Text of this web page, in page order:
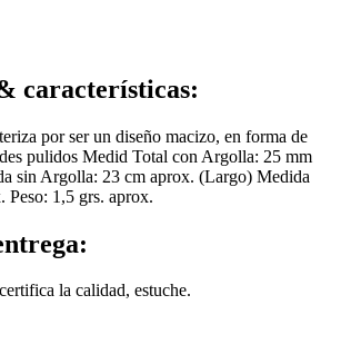
características:
por ser un diseño macizo, en forma de
pulidos Medid Total con Argolla: 25 mm
sin Argolla: 23 cm aprox. (Largo) Medida
Peso: 1,5 grs. aprox.
la calidad, estuche.